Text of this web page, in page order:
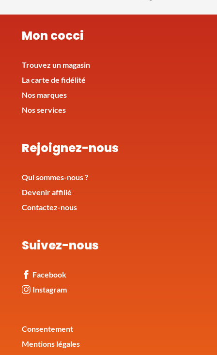
Mon cocci
Trouvez un magasin
La carte de fidélité
Nos marques
Nos services
Rejoignez-nous
Qui sommes-nous ?
Devenir affilié
Contactez-nous
Suivez-nous
Facebook
Instagram
Corporate
Consentement
Mentions légales